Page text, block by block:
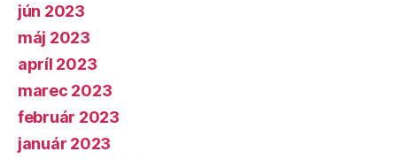
jún 2023
máj 2023
apríl 2023
marec 2023
február 2023
január 2023